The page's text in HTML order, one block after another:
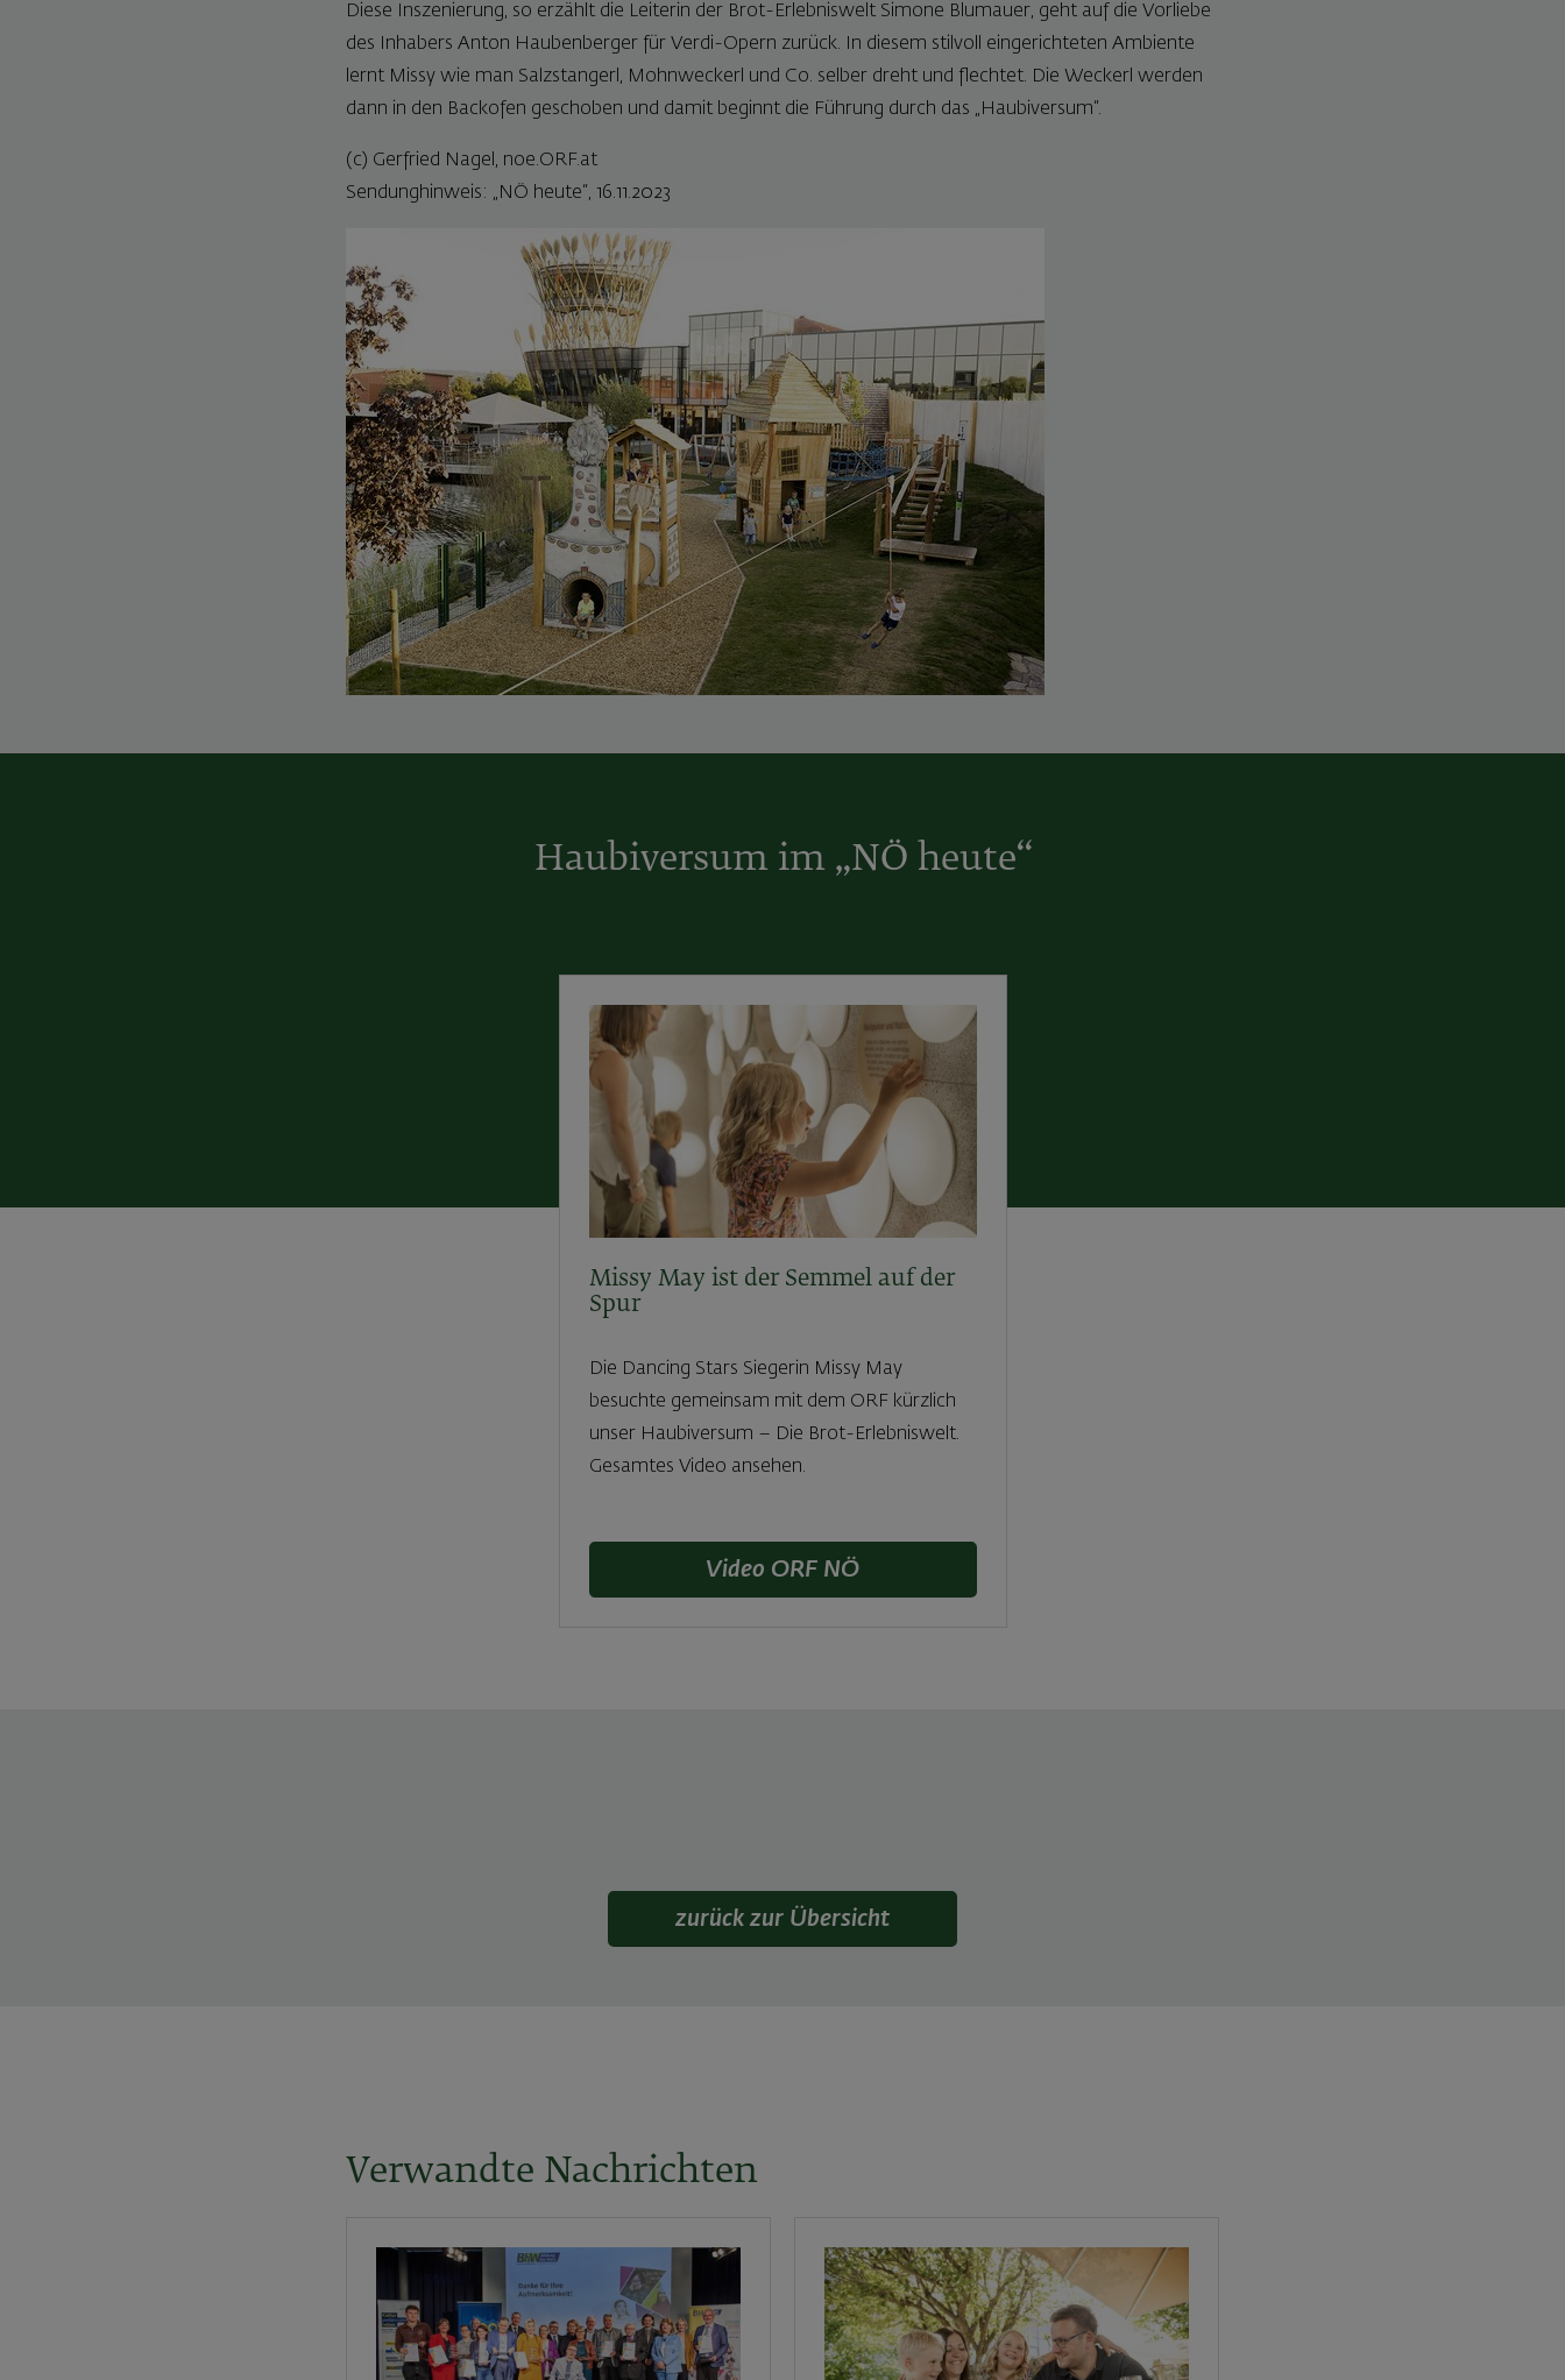
Diese Inszenierung, so erzählt die Leiterin der Brot-Erlebniswelt Simone Blumauer, geht auf die Vorliebe
des Inhabers Anton Haubenberger für Verdi-Opern zurück. In diesem stilvoll eingerichteten Ambiente
lernt Missy wie man Salzstangerl, Mohnweckerl und Co. selber dreht und flechtet. Die Weckerl werden
dann in den Backofen geschoben und damit beginnt die Führung durch das „Haubiversum“.
(c) Gerfried Nagel, noe.ORF.at
Sendunghinweis: „NÖ heute“, 16.11.2023
Haubiversum im „NÖ heute“
Missy May ist der Semmel auf der
Spur
Die Dancing Stars Siegerin Missy May
besuchte gemeinsam mit dem ORF kürzlich
unser Haubiversum – Die Brot-Erlebniswelt.
Gesamtes Video ansehen.
Video ORF NÖ
zurück zur Übersicht
Verwandte Nachrichten